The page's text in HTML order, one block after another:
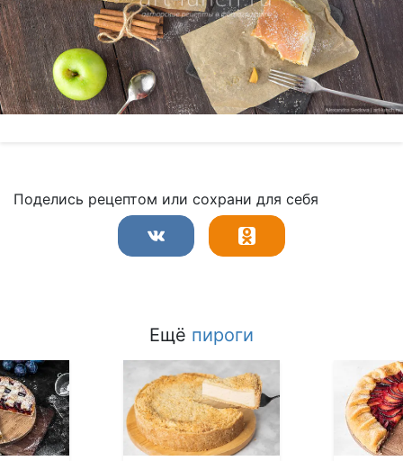
Поделись рецептом или сохрани для себя
Ещё пироги